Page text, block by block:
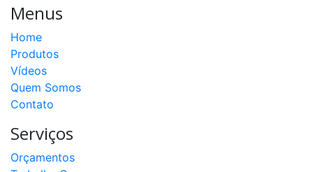
Menus
Home
Produtos
Vídeos
Quem Somos
Contato
Serviços
Orçamentos